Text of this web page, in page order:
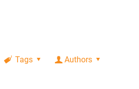
Tags Authors